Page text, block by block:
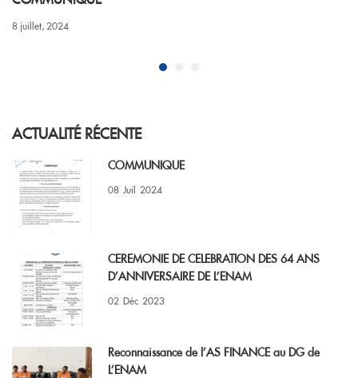
8 juillet, 2024
ACTUALITÉ RÉCENTE
COMMUNIQUE
08 Juil 2024
CEREMONIE DE CELEBRATION DES 64 ANS
D’ANNIVERSAIRE DE L’ENAM
02 Déc 2023
Reconnaissance de l’AS FINANCE au DG de
L’ENAM